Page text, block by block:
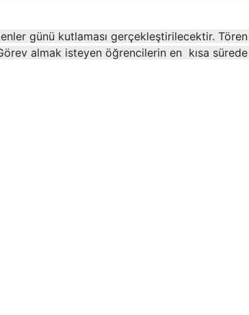
günü kutlaması gerçekleştirilecektir.
almak isteyen öğrencilerin en kısa